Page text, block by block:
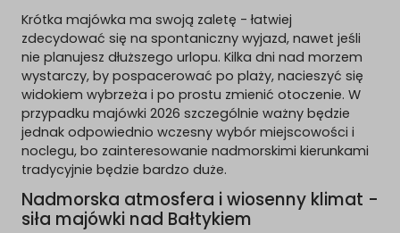
Krótka majówka ma swoją zaletę - łatwiej
zdecydować się na spontaniczny wyjazd, nawet jeśli
nie planujesz dłuższego urlopu. Kilka dni nad morzem
wystarczy, by pospacerować po plaży, nacieszyć się
widokiem wybrzeża i po prostu zmienić otoczenie. W
przypadku majówki 2026 szczególnie ważny będzie
jednak odpowiednio wczesny wybór miejscowości i
noclegu, bo zainteresowanie nadmorskimi kierunkami
tradycyjnie będzie bardzo duże.
Nadmorska atmosfera i wiosenny klimat -
siła majówki nad Bałtykiem